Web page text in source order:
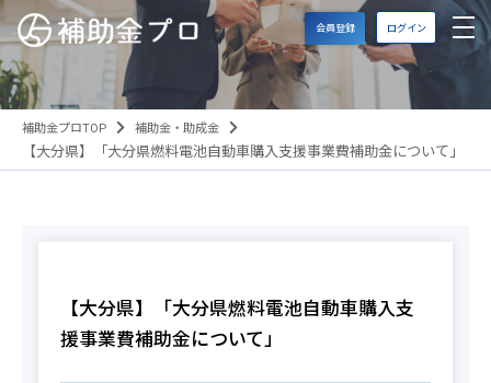
会員登録 ログイン
補助金プロTOP 補助金・助成金
【大分県】「大分県燃料電池自動車購入支援事業費補助金について」
【大分県】「大分県燃料電池自動車購入支
援事業費補助金について」